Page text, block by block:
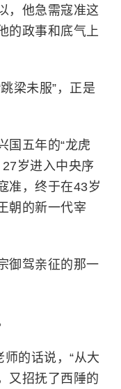
，他急需寇准这
的政事和底气上
梁未服”，正是
国五年的“龙虎
岁进入中央序
准，终于在43岁
朝的新一代宰
御驾亲征的那一
师的话说，“从大
又招抚了西陲的